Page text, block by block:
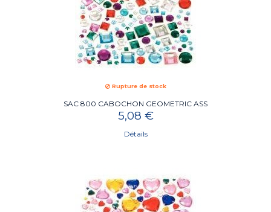
Rupture de stock
SAC 800 CABOCHON GEOMETRIC ASS
5,08 €
Détails